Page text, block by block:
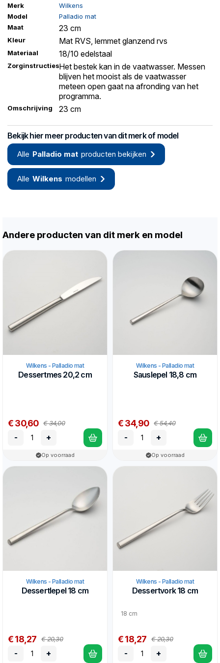
Merk
Wilkens
Model
Palladio mat
Maat
23 cm
Kleur Mat RVS, lemmet glanzend rvs
Materiaal 18/10 edelstaal
ZorginstructiesHet bestek kan in de vaatwasser. Messen
blijven het mooist als de vaatwasser
meteen open gaat na afronding van het
programma.
Omschrijving 23 cm
Bekijk hier meer producten van dit merk of model
Alle Palladio mat producten bekijken
Alle Wilkens modellen
Andere producten van dit merk en model
Wilkens - Palladio mat
Dessertmes 20,2 cm
€ 30,60 € 34,00
- +
Op voorraad
Wilkens - Palladio mat
Sauslepel 18,8 cm
€ 34,90 € 54,40
- +
Op voorraad
Wilkens - Palladio mat
Dessertlepel 18 cm
€ 18,27 € 20,30
- +
Wilkens - Palladio mat
Dessertvork 18 cm
18 cm
€ 18,27 € 20,30
- +